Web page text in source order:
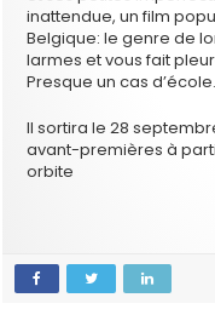
inattendue, un film
Belgique: le genre de
larmes et vous fait
Presque un cas d’école.
Il sortira le 28
avant-premières à
orbite